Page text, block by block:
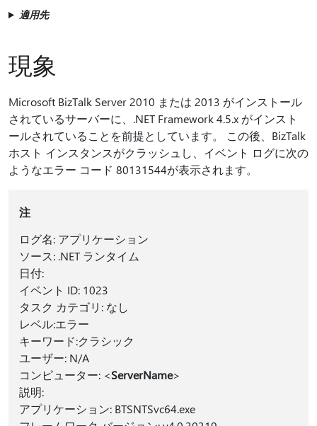
適用先
現象
Microsoft BizTalk Server 2010 または 2013 がインストール
されているサーバーに、.NET Framework 4.5.x がインスト
ールされていることを前提としています。 この後、BizTalk
ホスト インスタンスがクラッシュし、イベント ログに次の
ようなエラー コード 80131544が表示されます。
注
ログ名: アプリケーション
ソース: .NET ランタイム
日付:
イベント ID: 1023
タスク カテゴリ: なし
レベル:エラー
キーワード:クラシック
ユーザー: N/A
コンピューター: <ServerName>
説明:
アプリケーション: BTSNTSvc64.exe